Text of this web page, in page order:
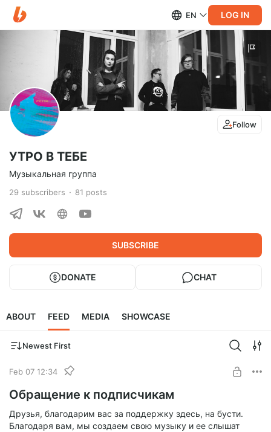
EN LOG IN
Follow
УТРО В ТЕБЕ
Музыкальная группа
29 subscribers 81 posts
SUBSCRIBE
DONATE CHAT
ABOUT FEED MEDIA SHOWCASE
Newest First
Feb 07 12:34
Обращение к подписчикам
Друзья, благодарим вас за поддержку здесь, на бусти.
Благодаря вам, мы создаем свою музыку и ее слышат